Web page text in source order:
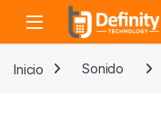
Skip to navigation
Skip to content
Open
Inicio Sonido